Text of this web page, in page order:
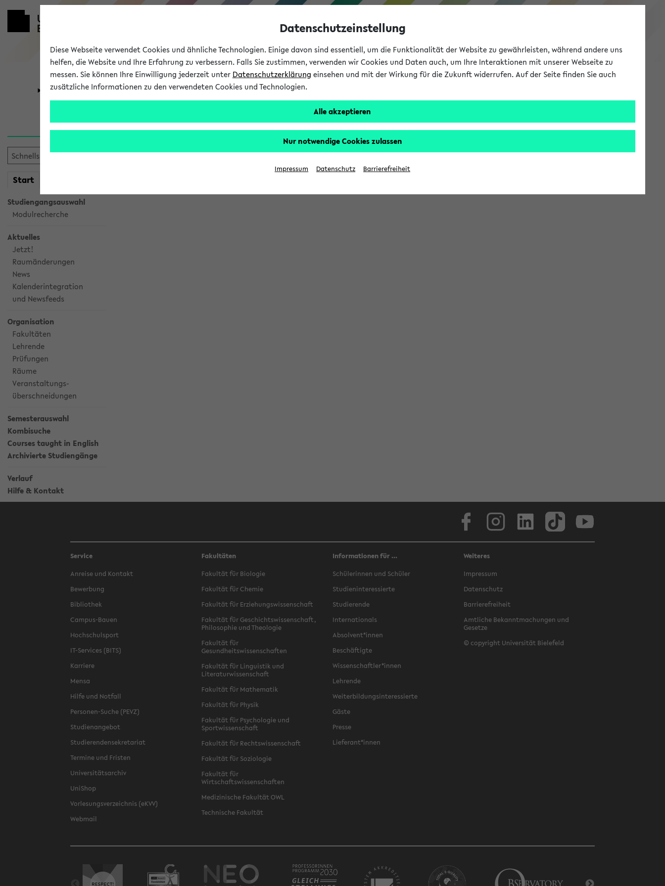
eKVV
Universität Forschung Studium
Start
Studiengangsauswahl
Modulrecherche
Aktuelles
Jetzt!
Raumänderungen
News
Kalenderintegration
und Newsfeeds
Organisation
Fakultäten
Lehrende
Prüfungen
Räume
Veranstaltungs-
überschneidungen
Semesterauswahl
Kombisuche
Courses taught in English
Archivierte Studiengänge
Verlauf
Hilfe & Kontakt
Verlauf
Service
Anreise und Kontakt
Bewerbung
Bibliothek
Campus-Bauen
Hochschulsport
IT-Services (BITS)
Karriere
Mensa
Hilfe und Notfall
Personen-Suche (PEVZ)
Studienangebot
Studierendensekretariat
Termine und Fristen
Universitätsarchiv
UniShop
Vorlesungsverzeichnis (eKVV)
Webmail
Fakultäten
Fakultät für Biologie
Fakultät für Chemie
Fakultät für Erziehungswissenschaft
Fakultät für Geschichtswissenschaft,
Philosophie und Theologie
Fakultät für
Gesundheitswissenschaften
Fakultät für Linguistik und
Literaturwissenschaft
Fakultät für Mathematik
Fakultät für Physik
Fakultät für Psychologie und
Sportwissenschaft
Fakultät für Rechtswissenschaft
Fakultät für Soziologie
Fakultät für
Wirtschaftswissenschaften
Medizinische Fakultät OWL
Technische Fakultät
Informationen für ...
Schülerinnen und Schüler
Studieninteressierte
Studierende
Internationals
Absolvent*innen
Beschäftigte
Wissenschaftler*innen
Lehrende
Weiterbildungsinteressierte
Gäste
Presse
Lieferant*innen
Weiteres
Impressum
Datenschutz
Barrierefreiheit
Amtliche Bekanntmachungen und
Gesetze
© copyright Universität Bielefeld
Datenschutzeinstellung
Diese Webseite verwendet Cookies und ähnliche Technologien. Einige davon sind essentiell, um die Funktionalität der Website zu gewährleisten, während andere uns
helfen, die Website und Ihre Erfahrung zu verbessern. Falls Sie zustimmen, verwenden wir Cookies und Daten auch, um Ihre Interaktionen mit unserer Webseite zu
messen. Sie können Ihre Einwilligung jederzeit unter Datenschutzerklärung einsehen und mit der Wirkung für die Zukunft widerrufen. Auf der Seite finden Sie auch
zusätzliche Informationen zu den verwendeten Cookies und Technologien.
Alle akzeptieren
Nur notwendige Cookies zulassen
Impressum Datenschutz Barrierefreiheit